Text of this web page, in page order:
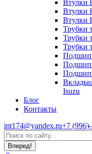
Втулки
Втулки
Втулки
Трубки
Трубки
Трубки
Isuzu
Блог
Контакты
int174@yandex.ru+7
Страница
WhatsApp
открывается
Поиск: